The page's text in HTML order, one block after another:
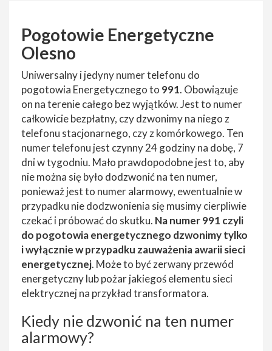
Pogotowie Energetyczne
Olesno
Uniwersalny i jedyny numer telefonu do
pogotowia Energetycznego to 991. Obowiązuje
on na terenie całego bez wyjątków. Jest to numer
całkowicie bezpłatny, czy dzwonimy na niego z
telefonu stacjonarnego, czy z komórkowego. Ten
numer telefonu jest czynny 24 godziny na dobę, 7
dni w tygodniu. Mało prawdopodobne jest to, aby
nie można się było dodzwonić na ten numer,
ponieważ jest to numer alarmowy, ewentualnie w
przypadku nie dodzwonienia się musimy cierpliwie
czekać i próbować do skutku. Na numer 991 czyli
do pogotowia energetycznego dzwonimy tylko
i wyłącznie w przypadku zauważenia awarii sieci
energetycznej. Może to być zerwany przewód
energetyczny lub pożar jakiegoś elementu sieci
elektrycznej na przykład transformatora.
Kiedy nie dzwonić na ten numer
alarmowy?